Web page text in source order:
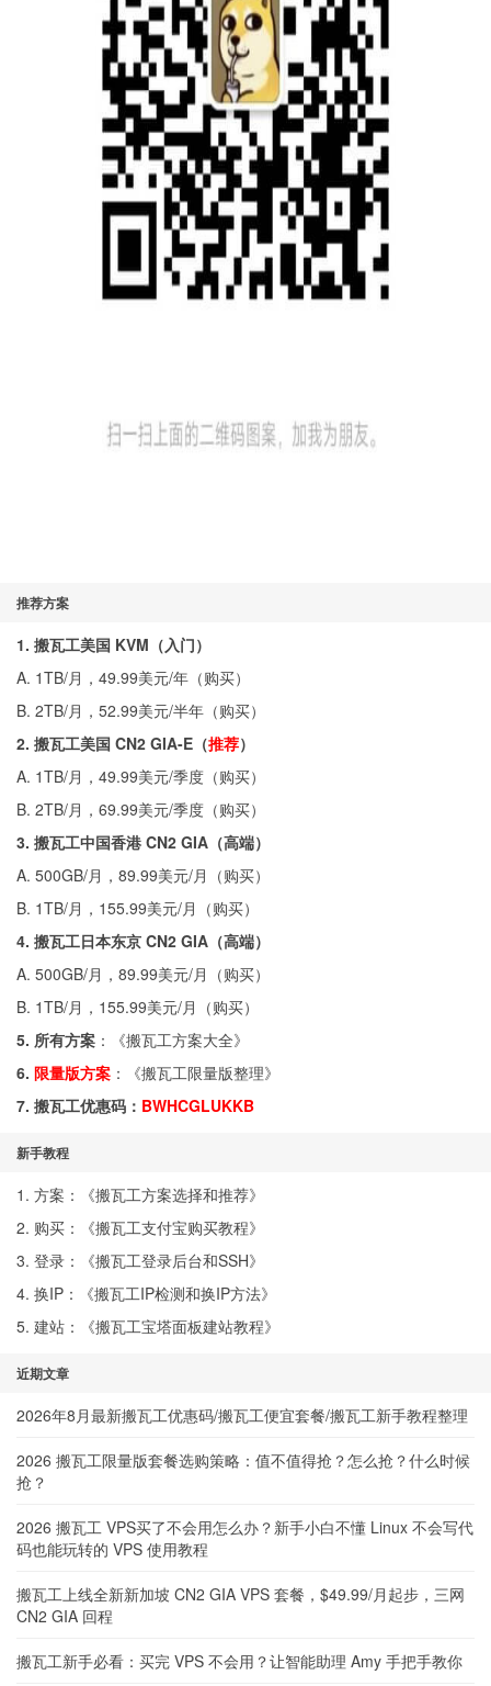
推荐方案
1. 搬瓦工美国 KVM（入门）
A. 1TB/月，49.99美元/年（购买）
B. 2TB/月，52.99美元/半年（购买）
2. 搬瓦工美国 CN2 GIA-E（推荐）
A. 1TB/月，49.99美元/季度（购买）
B. 2TB/月，69.99美元/季度（购买）
3. 搬瓦工中国香港 CN2 GIA（高端）
A. 500GB/月，89.99美元/月（购买）
B. 1TB/月，155.99美元/月（购买）
4. 搬瓦工日本东京 CN2 GIA（高端）
A. 500GB/月，89.99美元/月（购买）
B. 1TB/月，155.99美元/月（购买）
5. 所有方案 ：《搬瓦工方案大全》
6. 限量版方案 ：《搬瓦工限量版整理》
7. 搬瓦工优惠码： BWHCGLUKKB
新手教程
1. 方案：《搬瓦工方案选择和推荐》
2. 购买：《搬瓦工支付宝购买教程》
3. 登录：《搬瓦工登录后台和SSH》
4. 换IP：《搬瓦工IP检测和换IP方法》
5. 建站：《搬瓦工宝塔面板建站教程》
近期文章
2026年8月最新搬瓦工优惠码/搬瓦工便宜套餐/搬瓦工新手教程整理
2026 搬瓦工限量版套餐选购策略：值不值得抢？怎么抢？什么时候
抢？
2026 搬瓦工 VPS买了不会用怎么办？新手小白不懂 Linux 不会写代
码也能玩转的 VPS 使用教程
搬瓦工上线全新新加坡 CN2 GIA VPS 套餐，$49.99/月起步，三网
CN2 GIA 回程
搬瓦工新手必看：买完 VPS 不会用？让智能助理 Amy 手把手教你